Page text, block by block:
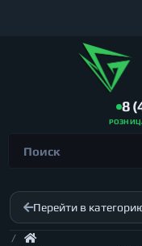
8
Перейти в